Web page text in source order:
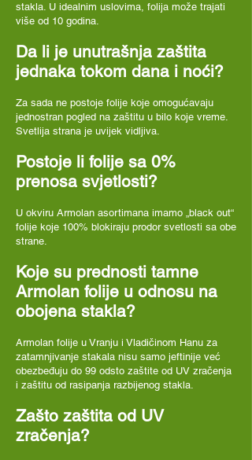
stakla. U idealnim uslovima, folija može trajati
više od 10 godina.
Da li je unutrašnja zaštita
jednaka tokom dana i noći?
Za sada ne postoje folije koje omogućavaju
jednostran pogled na zaštitu u bilo koje vreme.
Svetlija strana je uvijek vidljiva.
Postoje li folije sa 0%
prenosa svjetlosti?
U okviru Armolan asortimana imamo „black out“
folije koje 100% blokiraju prodor svetlosti sa obe
strane.
Koje su prednosti tamne
Armolan folije u odnosu na
obojena stakla?
Armolan folije u Vranju i Vladičinom Hanu za
zatamnjivanje stakala nisu samo jeftinije već
obezbeđuju do 99 odsto zaštite od UV zračenja
i zaštitu od rasipanja razbijenog stakla.
Zašto zaštita od UV
zračenja?